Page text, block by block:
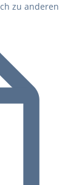
zu anderen